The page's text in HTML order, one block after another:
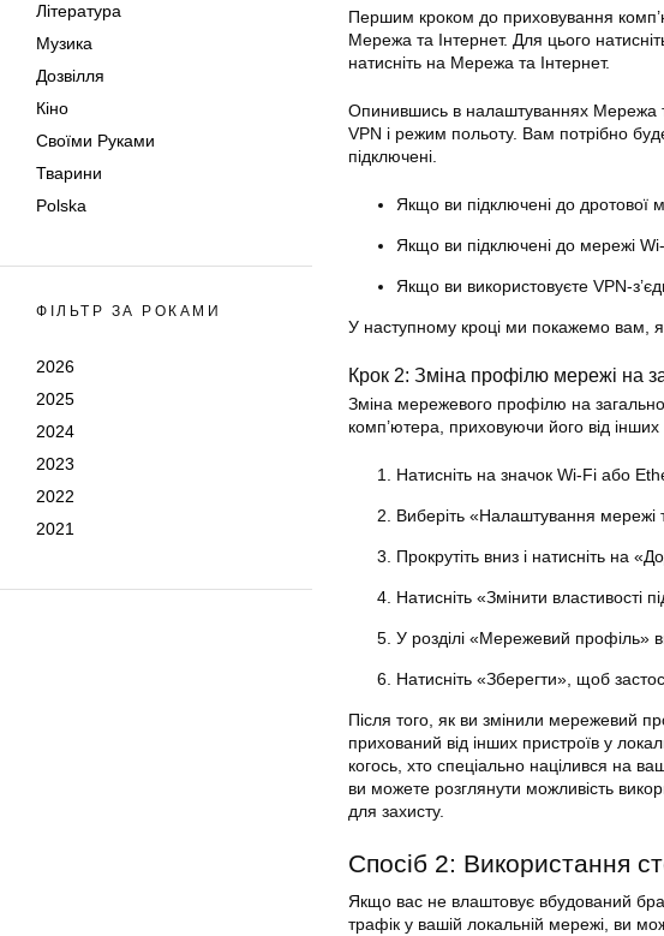
Література
Музика
Дозвілля
Кіно
Своїми Руками
Тварини
Polska
ФІЛЬТР ЗА РОКАМИ
2026
2025
2024
2023
2022
2021
Першим кроком до приховування
Мережа та Інтернет. Для цього
натисніть на Мережа та Інтернет.
Опинившись в налаштуваннях Мережа
VPN і режим польоту. Вам потрібно
підключені.
Якщо ви підключені до дротової
Якщо ви підключені до мережі
Якщо ви використовуєте VPN-
У наступному кроці ми покажемо вам,
Крок 2: Зміна профілю мережі на
Зміна мережевого профілю на
комп’ютера , приховуючи його від
Натисніть на значок Wi-Fi або
Виберіть «Налаштування мережі
Прокрутіть вниз і натисніть на
Натисніть «Змінити властивості
У розділі «Мережевий профіль»
Натисніть «Зберегти», щоб
Після того, як ви змінили мережевий
прихований від інших пристроїв у
когось, хто спеціально націлився на
ви можете розглянути можливість
для захисту.
Спосіб 2: Використання
Якщо вас не влаштовує вбудований
трафік у вашій локальній мережі , ви